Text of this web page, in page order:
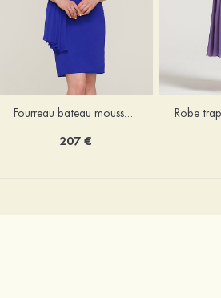
Fourreau bateau mousseline longueur genou robe de mère de la mariée avec appliqué perle plissé veste
207 €